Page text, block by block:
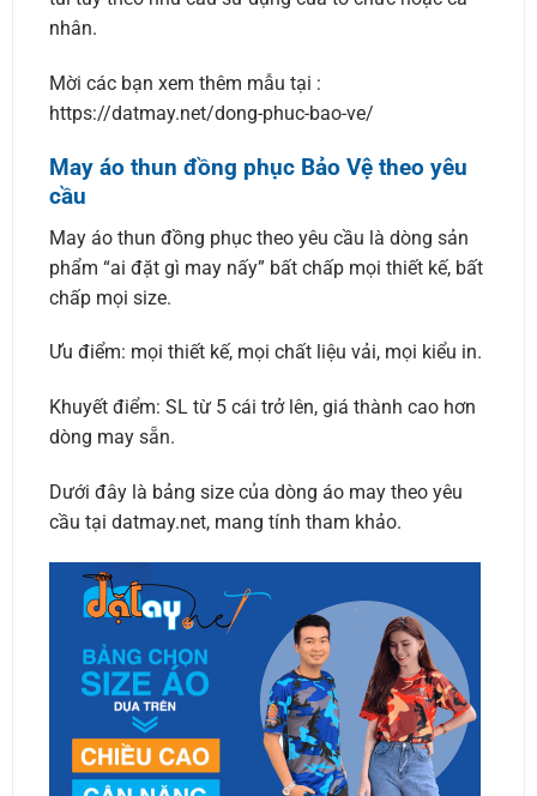
nhân.
Mời các bạn xem thêm mẫu tại :
https://datmay.net/dong-phuc-bao-ve/
May áo thun đồng phục Bảo Vệ theo yêu
cầu
May áo thun đồng phục theo yêu cầu là dòng sản
phẩm “ai đặt gì may nấy” bất chấp mọi thiết kế, bất
chấp mọi size.
Ưu điểm: mọi thiết kế, mọi chất liệu vải, mọi kiểu in.
Khuyết điểm: SL từ 5 cái trở lên, giá thành cao hơn
dòng may sẵn.
Dưới đây là bảng size của dòng áo may theo yêu
cầu tại datmay.net, mang tính tham khảo.